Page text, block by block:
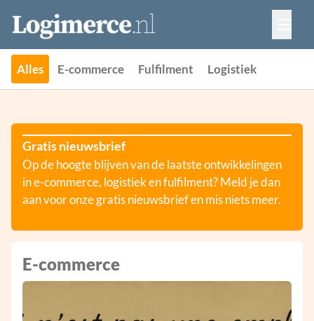
Vacatures
Events
Adverteren
Partners
Alles E-commerce Fulfilment Logistiek
Gratis nieuwsbrief
Op de hoogte blijven van de laatste ontwikkelingen
in e-commerce, logistiek en fulfilment? Meld je dan
aan voor onze gratis nieuwsbrief en mis niets meer.
E-commerce